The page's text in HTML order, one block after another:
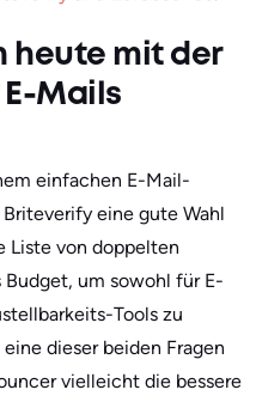
heute mit der
Mails
einfachen E-Mail-
eine gute Wahl
Liste von doppelten
Budget, um sowohl für E-
Tools zu
dieser beiden Fragen
vielleicht die bessere